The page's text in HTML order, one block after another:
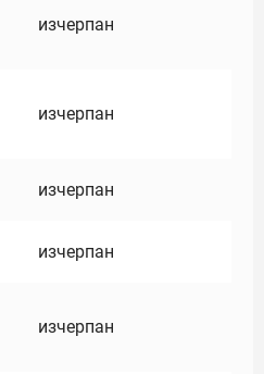
изчерпан
изчерпан
изчерпан
изчерпан
изчерпан